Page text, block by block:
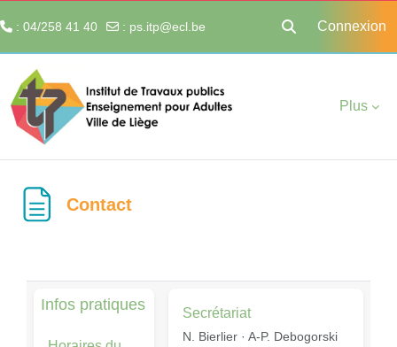
: 04/258 41 40 : ps.itp@ecl.be
Activer/
Connexion
Plus
Contact
Infos pratiques Secrétariat
N. Bierlier · A-P. Debogorski